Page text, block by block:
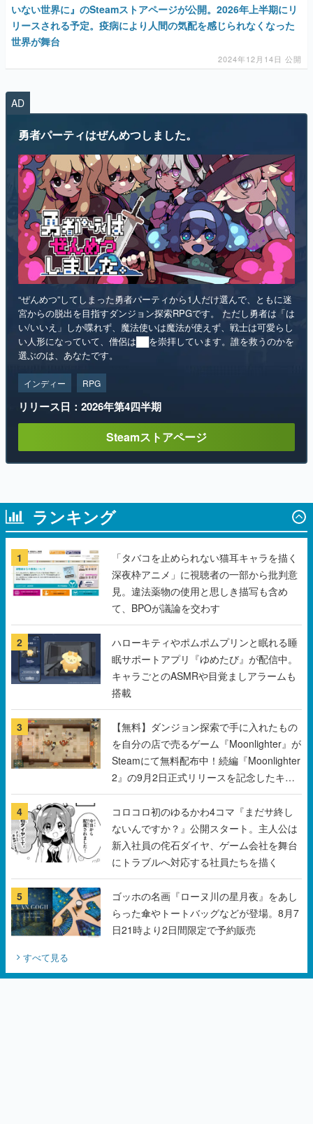
電ファミニコゲーマーとは？
運営：株式会社マレ
2024年12月14日 公開
AD
“ぜんめつ”してしまった勇者パーティから1人だけ選んで、ともに迷
宮からの脱出を目指すダンジョン探索RPGです。 ただし勇者は「は
い/いいえ」しか喋れず、魔法使いは魔法が使えず、戦士は可愛らし
選ぶのは、あなたです。
インディー RPG
リリース日：2026年第4四半期
ランキング
1
「タバコを止められない猫耳キャラを描く
深夜枠アニメ」に視聴者の一部から批判意
見。違法薬物の使用と思しき描写も含め
て、BPOが議論を交わす
2
ハローキティやポムポムプリンと眠れる睡
眠サポートアプリ『ゆめたび』が配信中。
キャラごとのASMRや目覚ましアラームも
搭載
3
【無料】ダンジョン探索で手に入れたもの
を自分の店で売るゲーム『Moonlighter』が
Steamにて無料配布中！続編『Moonlighter
2』の9月2日正式リリースを記念したキャ
ンペーン
4
コロコロ初のゆるかわ4コマ『まだサ終し
ないんですか？』公開スタート。主人公は
新入社員の侘石ダイヤ、ゲーム会社を舞台
にトラブルへ対応する社員たちを描く
5
ゴッホの名画『ローヌ川の星月夜』をあし
らった傘やトートバッグなどが登場。8月7
日21時より2日間限定で予約販売
すべて見る